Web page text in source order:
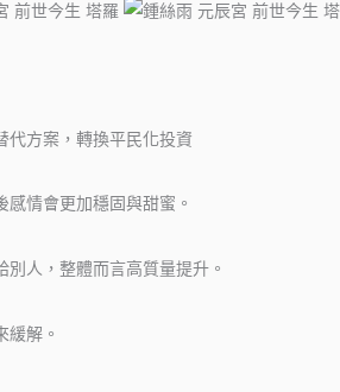
代方案，轉換平民化投資
情會更加穩固與甜蜜。
人，整體而言高質量提升。
緩解。